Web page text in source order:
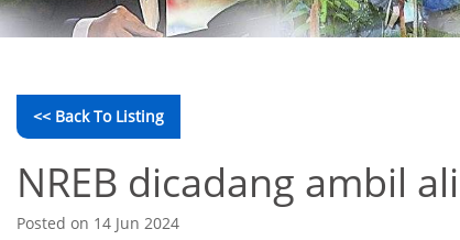
<< Back To Listing
NREB dicadang ambil
Posted on 14 Jun 2024